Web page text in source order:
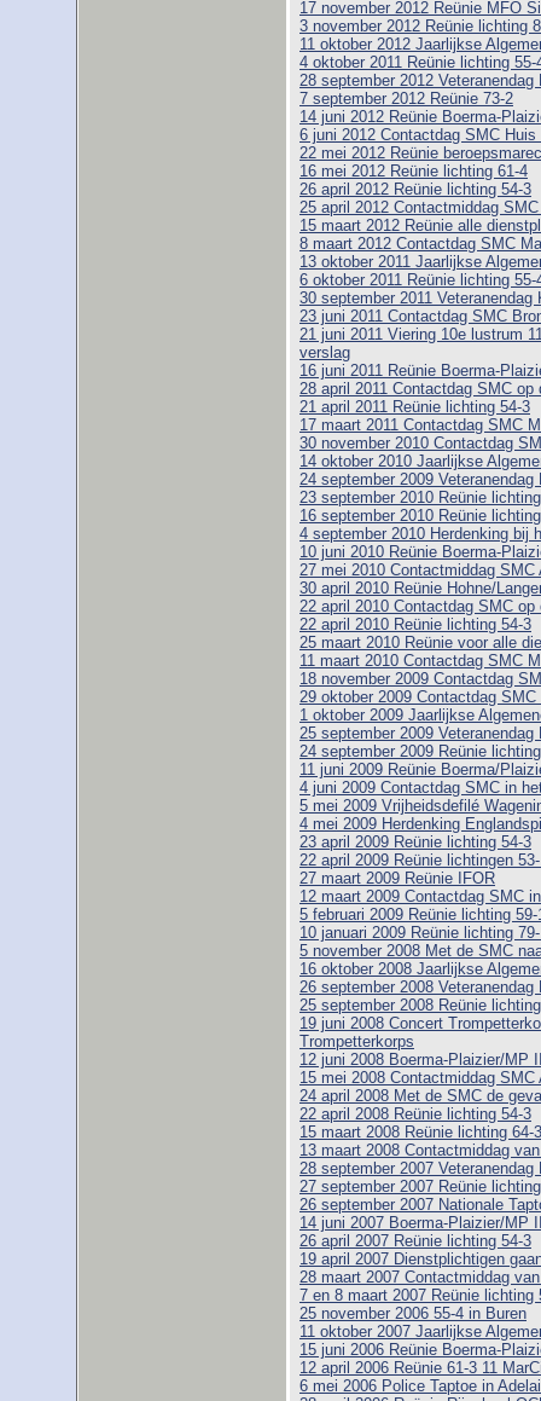
17 november 2012 Reünie MFO
3 november 2012 Reünie lichting
11 oktober 2012 Jaarlijkse
4 oktober 2011 Reünie lichting 55-
28 september 2012
7 september 2012 Reünie 73-2
14 juni 2012 Reünie Boerma-
6 juni 2012 Contactdag SMC Huis
22 mei 2012 Reünie
16 mei 2012 Reünie lichting 61-4
26 april 2012 Reünie lichting 54-3
25 april 2012 Contactmiddag
15 maart 2012 Reünie alle
8 maart 2012 Contactdag SMC
13 oktober 2011 Jaarlijkse
6 oktober 2011 Reünie lichting 55-
30 september 2011
23 juni 2011 Contactdag SMC
21 juni 2011 Viering 10e lustrum
verslag
16 juni 2011 Reünie Boerma-
28 april 2011 Contactdag SMC
21 april 2011 Reünie lichting 54-3
17 maart 2011 Contactdag SMC
30 november 2010 Contactdag
14 oktober 2010 Jaarlijkse
24 september 2009
23 september 2010 Reünie
16 september 2010 Reünie
4 september 2010 Herdenking bij
10 juni 2010 Reünie Boerma-
27 mei 2010 Contactmiddag
30 april 2010 Reünie Hohne/
22 april 2010 Contactdag SMC
22 april 2010 Reünie lichting 54-3
25 maart 2010 Reünie voor alle
11 maart 2010 Contactdag SMC
18 november 2009 Contactdag
29 oktober 2009 Contactdag
1 oktober 2009 Jaarlijkse
25 september 2009
24 september 2009 Reünie
11 juni 2009 Reünie Boerma/
4 juni 2009 Contactdag SMC in
5 mei 2009 Vrijheidsdefilé
4 mei 2009 Herdenking
23 april 2009 Reünie lichting 54-3
22 april 2009 Reünie lichtingen
27 maart 2009 Reünie IFOR
12 maart 2009 Contactdag SMC
5 februari 2009 Reünie lichting
10 januari 2009 Reünie lichting
5 november 2008 Met de SMC
16 oktober 2008 Jaarlijkse
26 september 2008
25 september 2008 Reünie
19 juni 2008 Concert
Trompetterkorps
12 juni 2008 Boerma-Plaizier/MP
15 mei 2008 Contactmiddag
24 april 2008 Met de SMC de
22 april 2008 Reünie lichting 54-3
15 maart 2008 Reünie lichting 64-3
13 maart 2008 Contactmiddag
28 september 2007
27 september 2007 Reünie
26 september 2007 Nationale
14 juni 2007 Boerma-Plaizier/MP
26 april 2007 Reünie lichting 54-3
19 april 2007 Dienstplichtigen
28 maart 2007 Contactmiddag
7 en 8 maart 2007 Reünie lichting
25 november 2006 55-4 in Buren
11 oktober 2007 Jaarlijkse
15 juni 2006 Reünie Boerma-
12 april 2006 Reünie 61-3 11
6 mei 2006 Police Taptoe in